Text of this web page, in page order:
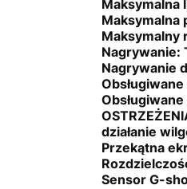
Maksymalna
Maksymalna
Maksymalny
Nagrywanie:
Nagrywanie
działanie
Przekątna
Sensor G-